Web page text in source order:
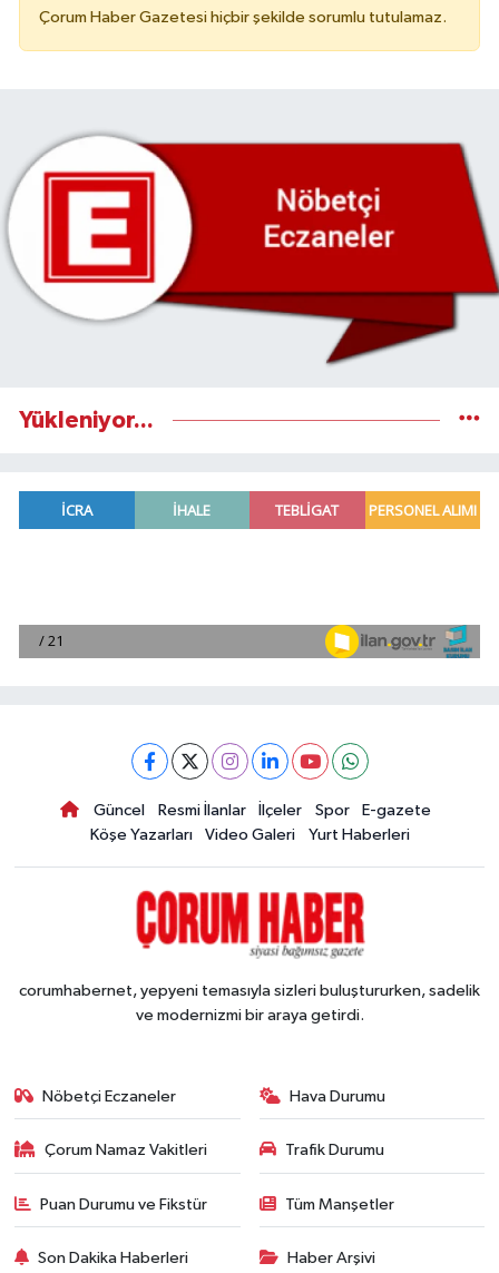
Çorum Haber Gazetesi hiçbir şekilde sorumlu tutulamaz.
Yükleniyor...
Güncel Resmi İlanlar İlçeler Spor
E-gazete
Köşe Yazarları
Video Galeri Yurt Haberleri
corumhabernet, yepyeni temasıyla sizleri buluştururken, sadelik
ve modernizmi bir araya getirdi.
Nöbetçi Eczaneler Hava Durumu
Çorum Namaz Vakitleri Trafik Durumu
Puan Durumu ve Fikstür Tüm Manşetler
Son Dakika Haberleri Haber Arşivi